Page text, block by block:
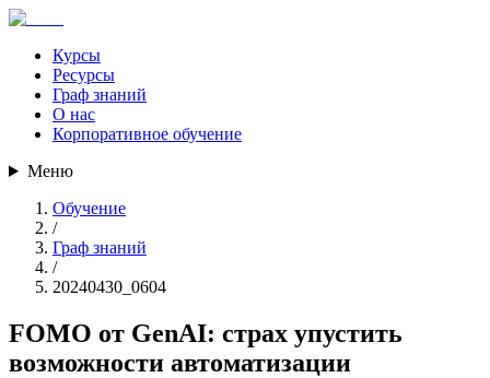
Курсы
Ресурсы
Граф знаний
О нас
Корпоративное обучение
Меню
Обучение
/
Граф знаний
/
20240430_0604
FOMO от GenAI: страх упустить
возможности автоматизации